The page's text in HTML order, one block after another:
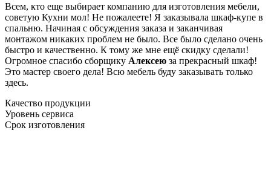
Всем, кто еще выбирает компанию для изготовления мебели,
советую Кухни мол! Не пожалеете! Я заказывала шкаф-купе в
спальню. Начиная с обсуждения заказа и заканчивая
монтажом никаких проблем не было. Все было сделано очень
быстро и качественно. К тому же мне ещё скидку сделали!
Огромное спасибо сборщику Алексею за прекрасный шкаф!
Это мастер своего дела! Всю мебель буду заказывать только
здесь.
Качество продукции
Уровень сервиса
Срок изготовления